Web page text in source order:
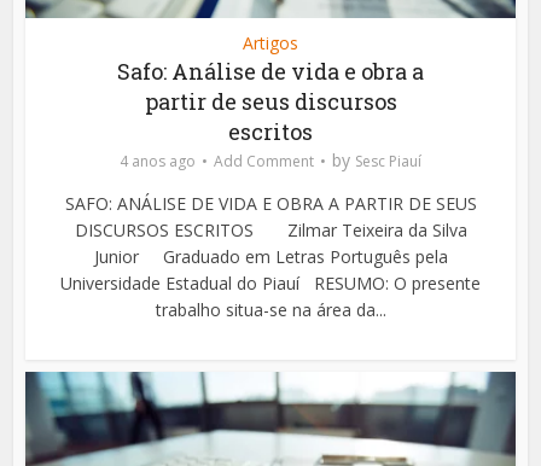
Artigos
Safo: Análise de vida e obra a
partir de seus discursos
escritos
4 anos ago Add Comment by Sesc Piauí
SAFO: ANÁLISE DE VIDA E OBRA A PARTIR DE SEUS
DISCURSOS ESCRITOS Zilmar Teixeira da Silva
Junior Graduado em Letras Português pela
Universidade Estadual do Piauí RESUMO: O presente
trabalho situa-se na área da...